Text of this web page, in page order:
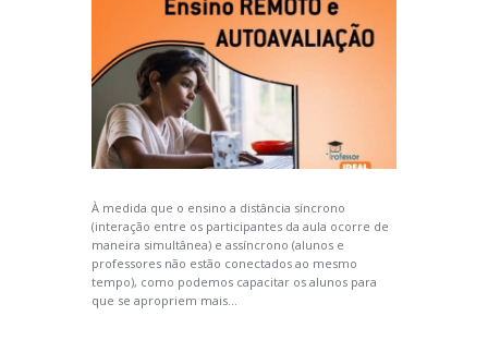
À medida que o ensino a distância síncrono
(interação entre os participantes da aula ocorre de
maneira simultânea) e assíncrono (alunos e
professores não estão conectados ao mesmo
tempo), como podemos capacitar os alunos para
que se apropriem mais...